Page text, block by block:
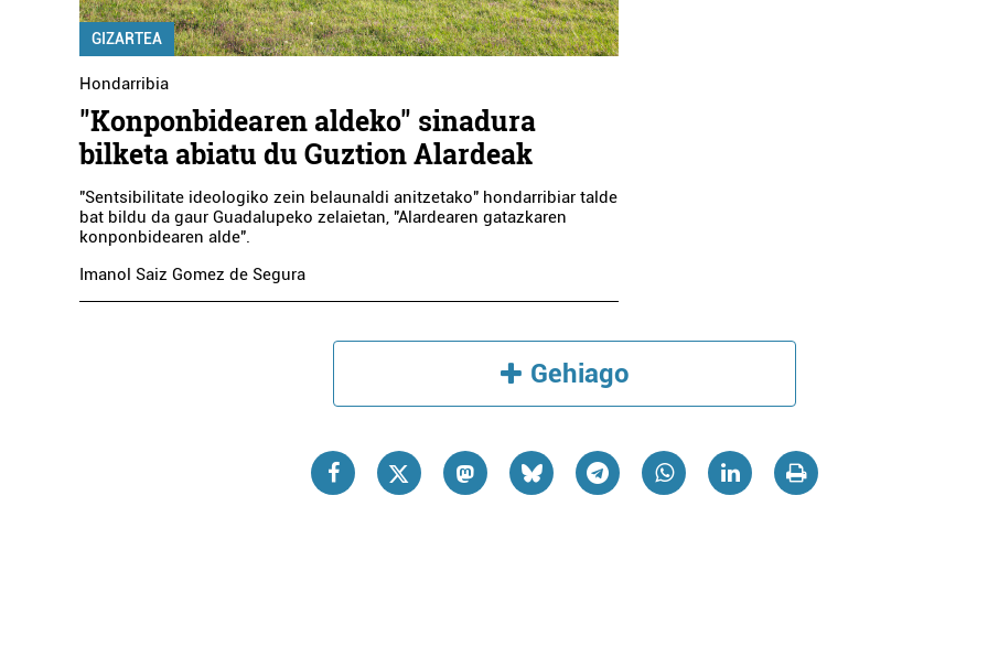
GIZARTEA
Hondarribia
"Konponbidearen aldeko" sinadura
bilketa abiatu du Guztion Alardeak
"Sentsibilitate ideologiko zein belaunaldi anitzetako" hondarribiar talde
bat bildu da gaur Guadalupeko zelaietan, "Alardearen gatazkaren
konponbidearen alde".
Imanol Saiz Gomez de Segura
Gehiago